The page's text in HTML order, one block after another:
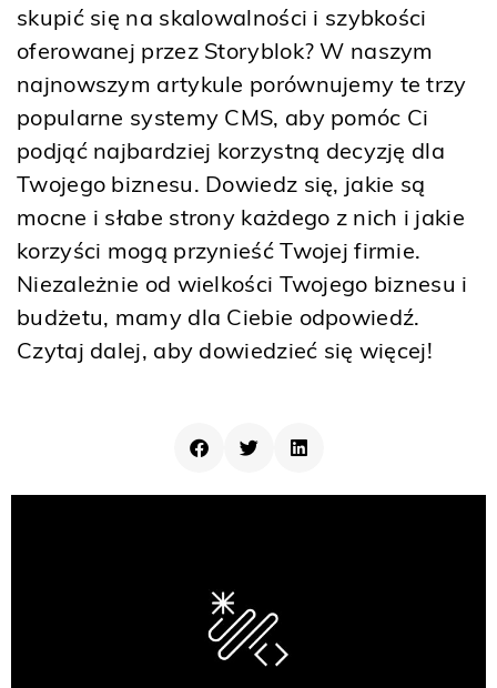
skupić się na skalowalności i szybkości
oferowanej przez Storyblok? W naszym
najnowszym artykule porównujemy te trzy
popularne systemy CMS, aby pomóc Ci
podjąć najbardziej korzystną decyzję dla
Twojego biznesu. Dowiedz się, jakie są
mocne i słabe strony każdego z nich i jakie
korzyści mogą przynieść Twojej firmie.
Niezależnie od wielkości Twojego biznesu i
budżetu, mamy dla Ciebie odpowiedź.
Czytaj dalej, aby dowiedzieć się więcej!